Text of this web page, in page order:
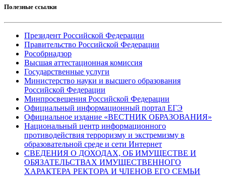
Полезные ссылки
Президент Российской Федерации
Правительство Российской Федерации
Рособрнадзор
Высшая аттестационная комиссия
Государственные услуги
Министерство науки и высшего образования
Российской Федерации
Минпросвещения Российской Федерации
Официальный информационный портал ЕГЭ
Официальное издание «ВЕСТНИК ОБРАЗОВАНИЯ»
Национальный центр информационного
противодействия терроризму и экстремизму в
образовательной среде и сети Интернет
СВЕДЕНИЯ О ДОХОДАХ, ОБ ИМУЩЕСТВЕ И
ОБЯЗАТЕЛЬСТВАХ ИМУЩЕСТВЕННОГО
ХАРАКТЕРА РЕКТОРА И ЧЛЕНОВ ЕГО СЕМЬИ